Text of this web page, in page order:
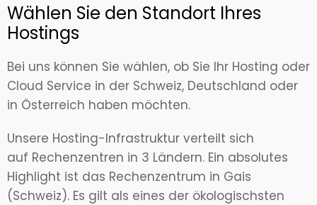
Wählen Sie den Standort Ihres
Hostings
Bei uns können Sie wählen, ob Sie Ihr Hosting oder
Cloud Service in der Schweiz, Deutschland oder
in Österreich haben möchten.
Unsere Hosting-Infrastruktur verteilt sich
auf Rechenzentren in 3 Ländern. Ein absolutes
Highlight ist das Rechenzentrum in Gais
(Schweiz). Es gilt als eines der ökologischsten